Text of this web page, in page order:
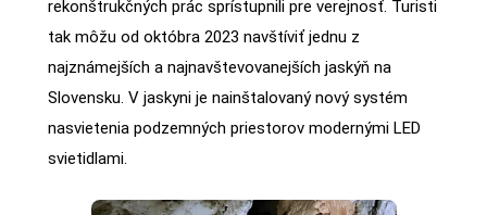
rekonštrukčných prác sprístupnili pre verejnosť. Turisti
tak môžu od októbra 2023 navštíviť jednu z
najznámejších a najnavštevovanejších jaskýň na
Slovensku. V jaskyni je nainštalovaný nový systém
nasvietenia podzemných priestorov modernými LED
svietidlami.